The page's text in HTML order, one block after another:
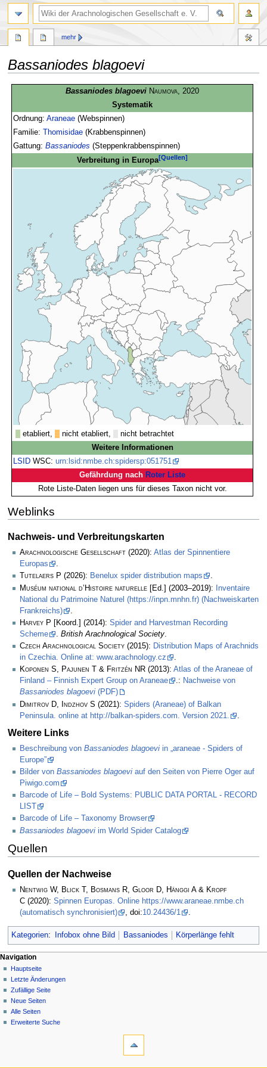
Bassaniodes blagoevi
springen
springen
Bassaniodes blagoevi Naumova , 2020
Systematik
Ordnung:Araneae (Webspinnen)
Familie:Thomisidae (Krabbenspinnen)
Gattung:Bassaniodes (Steppenkrabbenspinnen)
Verbreitung in Europa[Quellen]
etabliert, nicht etabliert,
nicht betrachtet
Weitere Informationen
LSID WSC:urn:lsid:nmbe.ch:spidersp:051751
Gefährdung nach Roter Liste
Rote Liste-Daten liegen uns für dieses Taxon nicht vor.
Weblinks
Nachweis- und Verbreitungskarten
Arachnologische Gesellschaft (2020): Atlas der Spinnentiere
Europas
.
Tutelaers P (2026): Benelux spider distribution maps
.
Muséum national d’Histoire naturelle [Ed.] (2003–2019):
Inventaire
National du Patrimoine Naturel (https://inpn.mnhn.fr) (Nachweiskarten
Frankreichs)
Harvey P [Koord.] (2014): Spider and Harvestman Recording
Scheme
. British Arachnological Society.
Czech Arachnological Society (2015): Distribution Maps of Arachnids
in Czechia. Online at: www.arachnology.cz
.
Koponen S, Pajunen T & Fritzén NR (2013): Atlas of the Araneae of
Finland – Finnish Expert Group on Araneae
.: Nachweise von
Bassaniodes blagoevi (PDF)
Dimitrov D, Indzhov S (2021): Spiders (Araneae) of Balkan
Peninsula. online at http://balkan-spiders.com. Version 2021.
Weitere Links
Beschreibung von Bassaniodes blagoevi in „araneae - Spiders of
Europe”
Bilder von Bassaniodes blagoevi auf den Seiten von Pierre Oger auf
Piwigo.com
Barcode of Life – Bold Systems: PUBLIC DATA PORTAL - RECORD
LIST
Barcode of Life – Taxonomy Browser
Bassaniodes blagoevi im World Spider Catalog
Quellen
Quellen der Nachweise
Nentwig W, Blick T, Bosmans R, Gloor D, Hänggi A & Kropf
C (2020): Spinnen Europas. Online https://www.araneae.nmbe.ch
(automatisch synchronisiert)
, doi:10.24436/1 .
Kategorien: Infobox ohne Bild Bassaniodes Körperlänge fehlt
mehr
Navigation
Hauptseite
Letzte Änderungen
Zufällige Seite
Neue Seiten
Alle Seiten
Erweiterte Suche